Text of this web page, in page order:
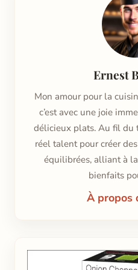
Ernest
Mon amour pour la
c’est avec une joie
délicieux plats. Au fil du
réel talent pour créer
équilibrées, alliant à
bienfaits
À propos